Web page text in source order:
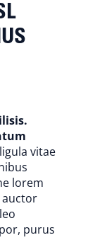
vitae
lorem
auctor
purus